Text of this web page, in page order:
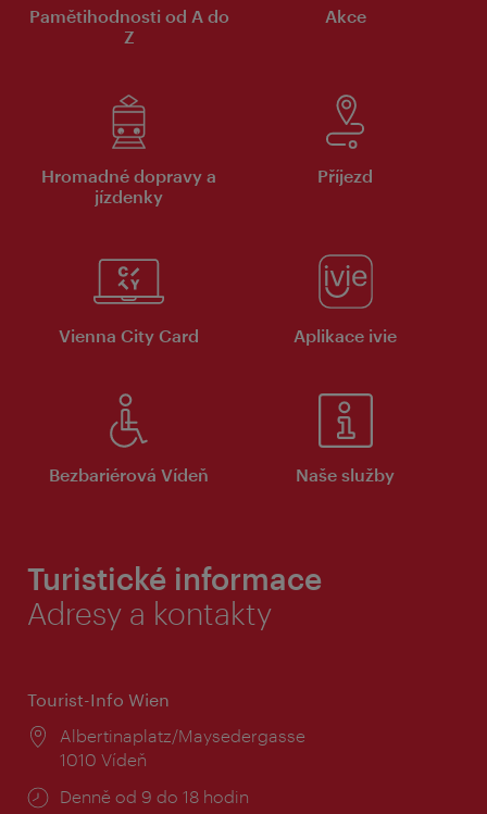
Pamětihodnosti od A do
Z
Akce
Hromadné dopravy a
jízdenky
Příjezd
Vienna City Card Aplikace ivie
Bezbariérová Vídeň Naše služby
Turistické informace
Adresy a kontakty
Tourist-Info Wien
Místo:
Albertinaplatz/Maysedergasse
1010 Vídeň
Provozní
Denně od 9 do 18 hodin